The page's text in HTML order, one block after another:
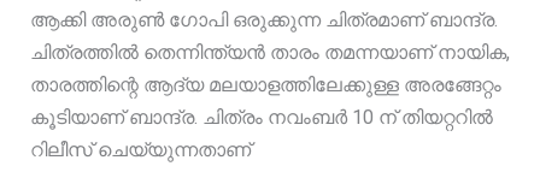
ആക്കി അരുൺ ഗോപി ഒരുക്കുന്ന ചിത്രമാണ് ബാന്ദ്ര.
ചിത്രത്തിൽ തെന്നിന്ത്യൻ താരം തമന്നയാണ് നായിക,
താരത്തിന്റെ ആദ്യ മലയാളത്തിലേക്കുള്ള അരങ്ങേറ്റം
കൂടിയാണ് ബാന്ദ്ര. ചിത്രം നവംബർ 10 ന് തിയറ്ററിൽ
റിലീസ് ചെയ്യുന്നതാണ്